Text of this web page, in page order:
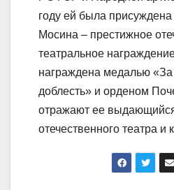
году ей была
Мосина – престижное
театральное
награждена медалью «За
доблесть» и орденом
отражают ее
отечественного театра и